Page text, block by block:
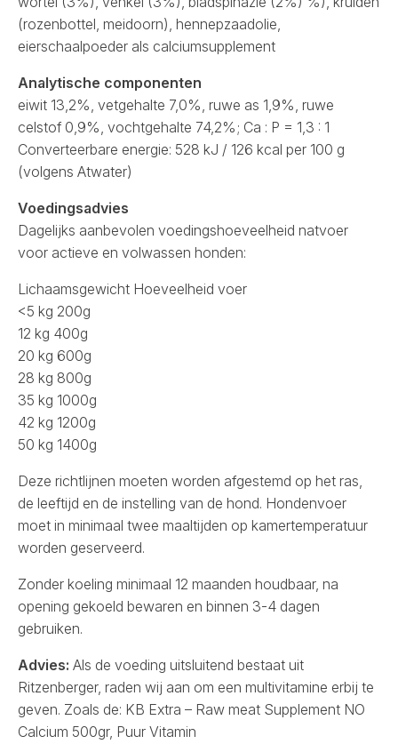
(rozenbottel, meidoorn), hennepzaadolie,
eierschaalpoeder als calciumsupplement
Analytische componenten
eiwit 13,2%, vetgehalte 7,0%, ruwe as 1,9%, ruwe
celstof 0,9%, vochtgehalte 74,2%; Ca : P = 1,3 : 1
Converteerbare energie: 528 kJ / 126 kcal per 100 g
(volgens Atwater)
Voedingsadvies
Dagelijks aanbevolen voedingshoeveelheid natvoer
voor actieve en volwassen honden:
Lichaamsgewicht Hoeveelheid voer
<5 kg 200g
12 kg 400g
20 kg 600g
28 kg 800g
35 kg 1000g
42 kg 1200g
50 kg 1400g
Deze richtlijnen moeten worden afgestemd op het ras,
de leeftijd en de instelling van de hond. Hondenvoer
moet in minimaal twee maaltijden op kamertemperatuur
worden geserveerd.
Zonder koeling minimaal 12 maanden houdbaar, na
opening gekoeld bewaren en binnen 3-4 dagen
gebruiken.
Advies: Als de voeding uitsluitend bestaat uit
Ritzenberger, raden wij aan om een multivitamine erbij te
geven. Zoals de: KB Extra – Raw meat Supplement NO
Calcium 500gr, Puur Vitamin